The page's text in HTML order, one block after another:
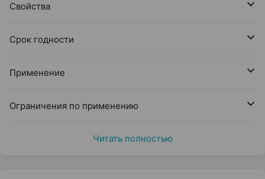
Свойства
Срок годности
Применение
Ограничения по применению
Читать полностью